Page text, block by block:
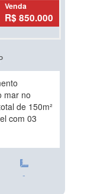
Venda
R$ 850.000
mar no
de 150m²
com 03
-